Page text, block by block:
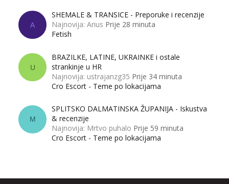
A
SHEMALE & TRANSICE - Preporuke i recenzije
Najnovija: Arius Prije 28 minuta
Fetish
U
BRAZILKE, LATINE, UKRAINKE i ostale
strankinje u HR
Najnovija: ustrajanzg35 Prije 34 minuta
Cro Escort - Teme po lokacijama
M
SPLITSKO DALMATINSKA ŽUPANIJA - Iskustva
& recenzije
Najnovija: Mrtvo puhalo Prije 59 minuta
Cro Escort - Teme po lokacijama